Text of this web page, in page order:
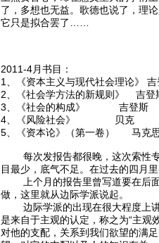
了，多想也无益。歌德也说了，理
它只是拟合罢了……
2011-4月书目：
1、《资本主义与现代社会理论》 吉
2、《社会学方法的新规则》 吉登
3、《社会的构成》 吉登斯
4、《风险社会》 贝克
5、《资本论》（第一卷） 马克
每次发报告都很晚，这次索性专
目最少，底气不足。在过去的四月
上个月的报告里曾写道要在后面
做，这里就从边际学派说起。
边际学派的出现在很大程度上讲
是来自于主观的认定，称之为“主观
对他的支配，关系到我们欲望的满